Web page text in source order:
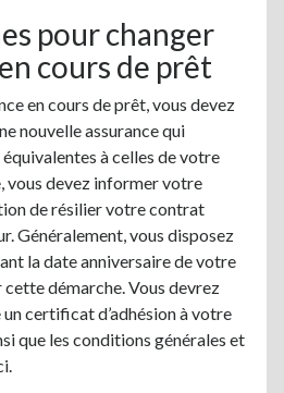
pour changer
cours de prêt
en cours de prêt, vous devez
nouvelle assurance qui
à celles de votre
vous devez informer votre
de résilier votre contrat
Généralement, vous disposez
la date anniversaire de votre
démarche. Vous devrez
certificat d’adhésion à votre
que les conditions générales et